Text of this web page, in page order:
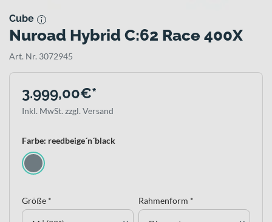
Cube
Nuroad Hybrid C:62 Race 400X
Art. Nr. 3072945
3.999,00€*
Inkl. MwSt. zzgl. Versand
Farbe: reedbeige´n´black
Größe * Rahmenform *